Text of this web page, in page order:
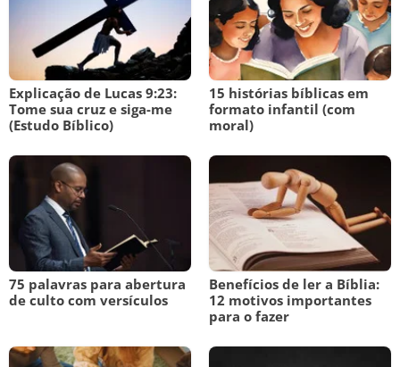
Explicação de Lucas 9:23:
Tome sua cruz e siga-me
(Estudo Bíblico)
15 histórias bíblicas em
formato infantil (com
moral)
75 palavras para abertura
de culto com versículos
Benefícios de ler a Bíblia:
12 motivos importantes
para o fazer